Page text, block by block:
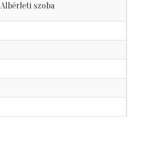
Albérleti szoba